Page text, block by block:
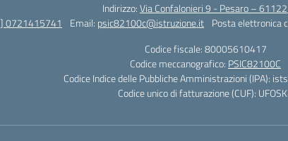
Indirizzo:Via Confalonieri 9 - Pesaro –
0721415741 Email: psic82100c@istruzione.it Posta elettronica
Codice fiscale: 80005610417
Codice meccanografico: PSIC82100C
Codice Indice delle Pubbliche Amministrazioni (IPA):
Codice unico di fatturazione (CUF):